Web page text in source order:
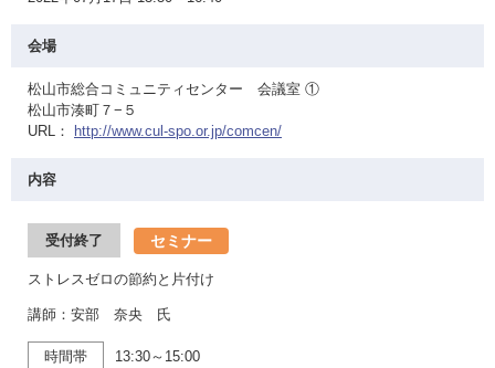
会場
松山市総合コミュニティセンター 会議室 ①
松山市湊町７−５
URL：
http://www.cul-spo.or.jp/comcen/
内容
受付終了 セミナー
ストレスゼロの節約と片付け
講師：安部 奈央 氏
時間帯 13:30～15:00